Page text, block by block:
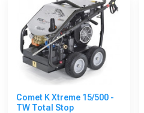
Comet K Xtreme 15/500 -
TW Total Stop